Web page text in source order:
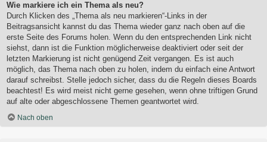
Wie markiere ich ein Thema als neu?
Durch Klicken des „Thema als neu markieren“-Links in der
Beitragsansicht kannst du das Thema wieder ganz nach oben auf die
erste Seite des Forums holen. Wenn du den entsprechenden Link nicht
siehst, dann ist die Funktion möglicherweise deaktiviert oder seit der
letzten Markierung ist nicht genügend Zeit vergangen. Es ist auch
möglich, das Thema nach oben zu holen, indem du einfach eine Antwort
darauf schreibst. Stelle jedoch sicher, dass du die Regeln dieses Boards
beachtest! Es wird meist nicht gerne gesehen, wenn ohne triftigen Grund
auf alte oder abgeschlossene Themen geantwortet wird.
Nach oben